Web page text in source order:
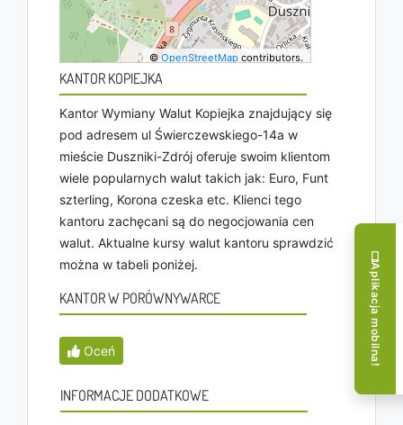
©OpenStreetMap contributors.
KANTOR KOPIEJKA
Kantor Wymiany Walut Kopiejka znajdujący się
pod adresem ul Świerczewskiego-14a w
mieście Duszniki-Zdrój oferuje swoim klientom
wiele popularnych walut takich jak: Euro, Funt
szterling, Korona czeska etc. Klienci tego
kantoru zachęcani są do negocjowania cen
walut. Aktualne kursy walut kantoru sprawdzić
można w tabeli poniżej.
KANTOR W PORÓWNYWARCE
Oceń
INFORMACJE DODATKOWE
Aplikacja mobilna!